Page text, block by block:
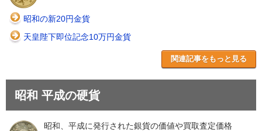
昭和の新20円金貨
天皇陛下即位記念10万円金貨
関連記事をもっと見る
昭和 平成の硬貨
昭和、平成に発行された銀貨の価値や買取査定価格